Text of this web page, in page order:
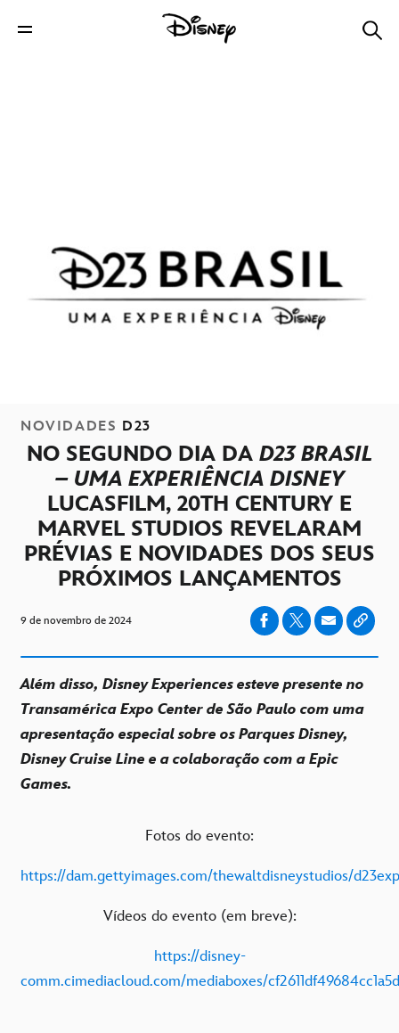
NOVIDADES D23
NO SEGUNDO DIA DA D23 BRASIL
– UMA EXPERIÊNCIA DISNEY
LUCASFILM, 20TH CENTURY E
MARVEL STUDIOS REVELARAM
PRÉVIAS E NOVIDADES DOS SEUS
PRÓXIMOS LANÇAMENTOS
9 de novembro de 2024
Além disso, Disney Experiences esteve presente no
Transamérica Expo Center deSão Paulo com uma
apresentação especial sobre os Parques Disney,
Disney Cruise Line e a colaboração com a Epic
Games.
Fotos do evento:
https://dam.gettyimages.com/thewaltdisneystudios/
Vídeos do evento (em breve):
https://disney-
comm.cimediacloud.com/mediaboxes/